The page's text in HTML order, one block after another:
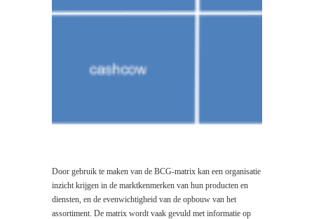
Door gebruik te maken van de BCG-matrix kan een organisatie
inzicht krijgen in de marktkenmerken van hun producten en
diensten, en de evenwichtigheid van de opbouw van het
assortiment. De matrix wordt vaak gevuld met informatie op